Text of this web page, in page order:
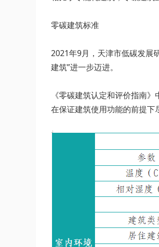
零碳建筑标准
2021年9月，天津市低碳发展
建筑”进一步迈进。
《零碳建筑认定和评价指南
在保证建筑使用功能的前提下